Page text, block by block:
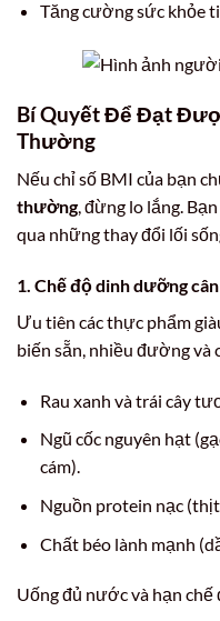
Tăng cường sức khỏe
Bí Quyết Để Đạt
Thường
Nếu chỉ số BMI của bạn
thường, đừng lo lắng.
qua những thay đổi lối
1. Chế độ dinh dưỡng
Ưu tiên các thực phẩm
biến sẵn, nhiều đường và
Rau xanh và trái cây
Ngũ cốc nguyên hạt
cám).
Nguồn protein nạc (thịt
Chất béo lành mạnh
Uống đủ nước và hạn chế